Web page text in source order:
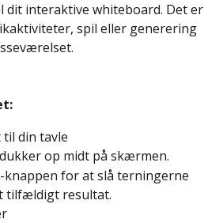
dit interaktive whiteboard. Det er
spil eller generering
din tavle
op midt på skærmen.
knappen for at slå terningerne
tilfældigt resultat.